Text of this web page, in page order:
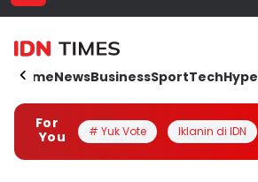
HomeNewsBusinessSportTechHype
For
You
# Yuk Vote Iklanin di IDN